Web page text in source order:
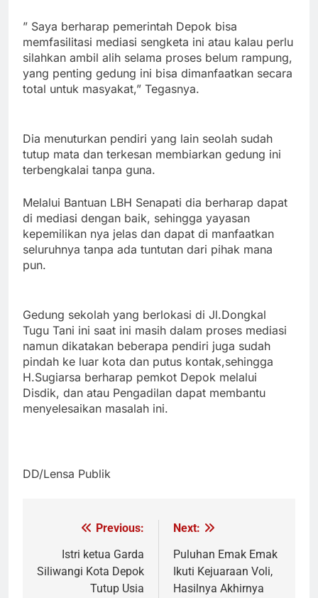
” Saya berharap pemerintah Depok bisa
memfasilitasi mediasi sengketa ini atau kalau perlu
silahkan ambil alih selama proses belum rampung,
yang penting gedung ini bisa dimanfaatkan secara
total untuk masyakat,” Tegasnya.
Dia menuturkan pendiri yang lain seolah sudah
tutup mata dan terkesan membiarkan gedung ini
terbengkalai tanpa guna.
Melalui Bantuan LBH Senapati dia berharap dapat
di mediasi dengan baik, sehingga yayasan
kepemilikan nya jelas dan dapat di manfaatkan
seluruhnya tanpa ada tuntutan dari pihak mana
pun.
Gedung sekolah yang berlokasi di Jl.Dongkal
Tugu Tani ini saat ini masih dalam proses mediasi
namun dikatakan beberapa pendiri juga sudah
pindah ke luar kota dan putus kontak,sehingga
H.Sugiarsa berharap pemkot Depok melalui
Disdik, dan atau Pengadilan dapat membantu
menyelesaikan masalah ini.
DD/Lensa Publik
Navigasi
pos
Previous:
Istri ketua Garda
Siliwangi Kota Depok
Tutup Usia
Next:
Puluhan Emak Emak
Ikuti Kejuaraan Voli,
Hasilnya Akhirnya